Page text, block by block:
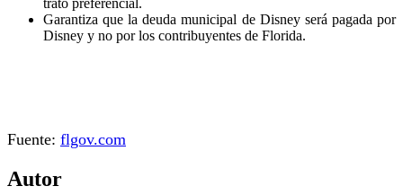
Garantiza que la deuda municipal de Disney será pagada por
Disney y no por los contribuyentes de Florida.
Fuente: flgov.com
Autor